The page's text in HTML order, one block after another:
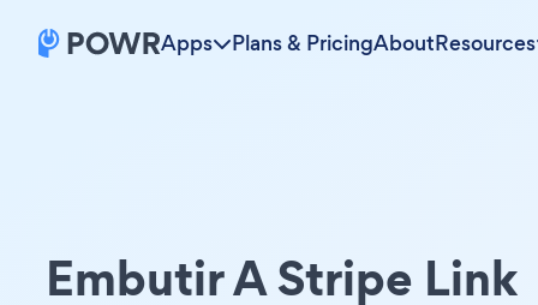
Apps Plans & PricingAboutResources
Embutir A Stripe Link